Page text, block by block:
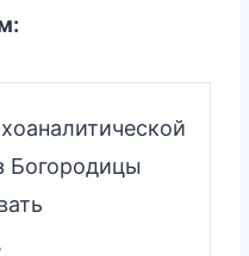
Богородицы